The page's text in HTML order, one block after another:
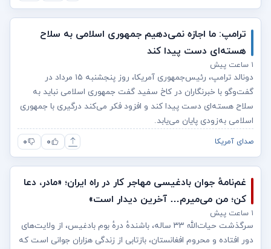
ترامپ: ما اجازه نمی‌دهیم جمهوری اسلامی به سلاح
هسته‌ای دست پیدا کند
۱ ساعت پیش
دونالد ترامپ، رئیس‌جمهوری آمریکا، روز پنجشنبه ۱۵ مرداد در
گفت‌وگو با خبرنگاران در کاخ سفید گفت جمهوری اسلامی نباید به
سلاح هسته‌ای دست پیدا کند و افزود فکر‌ می‌کند درگیری با جمهوری
اسلامی به‌زودی پایان می‌یابد.
صدای آمریکا ۰ ۰
غم‌نامهٔ جوان بادغیسی مهاجر کار در راه ایران؛ «مادر، دعا
کن؛ من می‌میرم… آخرین دیدار است»
۱ ساعت پیش
سرگذشت حیات‌الله ۳۳ ساله، باشندهٔ‌ درهٔ بوم بادغیس،‌ از ولایت‌های
دور افتاده و محروم افغانستان، بازتابی از زندگی هزاران جوانی است که